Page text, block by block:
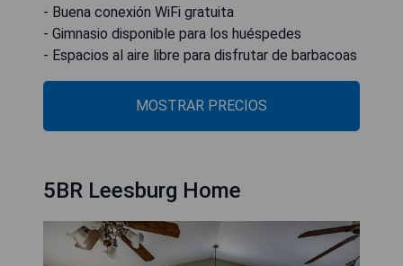
- Buena conexión WiFi gratuita
- Gimnasio disponible para los huéspedes
- Espacios al aire libre para disfrutar de barbacoas
MOSTRAR PRECIOS
5BR Leesburg Home